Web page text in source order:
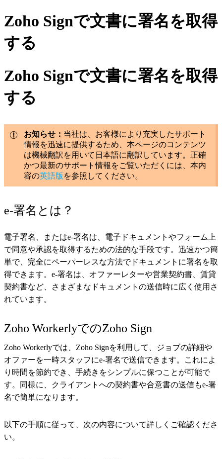
Zoho Signで文書に署名を取得
する
Zoho Signで文書に署名を取得
する
お知らせ： 当社は、お客様により充実したサポート
情報を迅速に提供するため、本ページのコンテンツ
は機械翻訳を用いて日本語に翻訳しています。正確
かつ最新のサポート情報をご覧いただくには、本内
容の英語版 を参照してください。
e-署名とは？
電子署名、またはe-署名は、電子ドキュメントやフォーム上
で同意や承認を取得するための法的な手段です。迅速かつ簡
単で、完全にペーパーレスな方法でドキュメントに署名を取
得できます。e-署名は、オファーレターや営業契約書、賃貸
契約書など、さまざまなドキュメントの送信時に広く使用さ
れています。
Zoho WorkerlyでのZoho Sign
Zoho Workerlyでは、Zoho Signを利用して、ジョブの詳細や
オファーを一時スタッフにe-署名で送信できます。これによ
り時間を節約でき、手続きをシンプルに保つことが可能で
す。同様に、クライアントへの契約書や合意書の送信もe-署
名で簡単になります。
以下の手順に従って、次の内容について詳しくご確認くださ
い。